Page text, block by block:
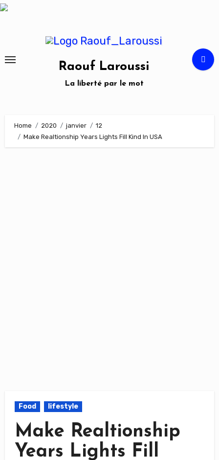
Skip
Raouf Laroussi
La liberté par le mot
Home 2020 janvier
12
Make Realtionship Years Lights Fill Kind In USA
Food lifestyle
Make Realtionship
Years Lights Fill